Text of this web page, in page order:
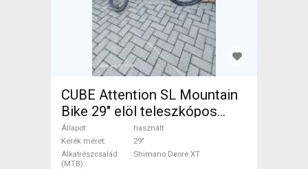
CUBE Attention SL Mountain
Bike 29" elöl teleszkópos
Shimano Deore XT használt
ELADÓ
Állapot
használt
Kerék méret
29"
Alkatrészcsalád
(MTB)
Shimano Deore XT